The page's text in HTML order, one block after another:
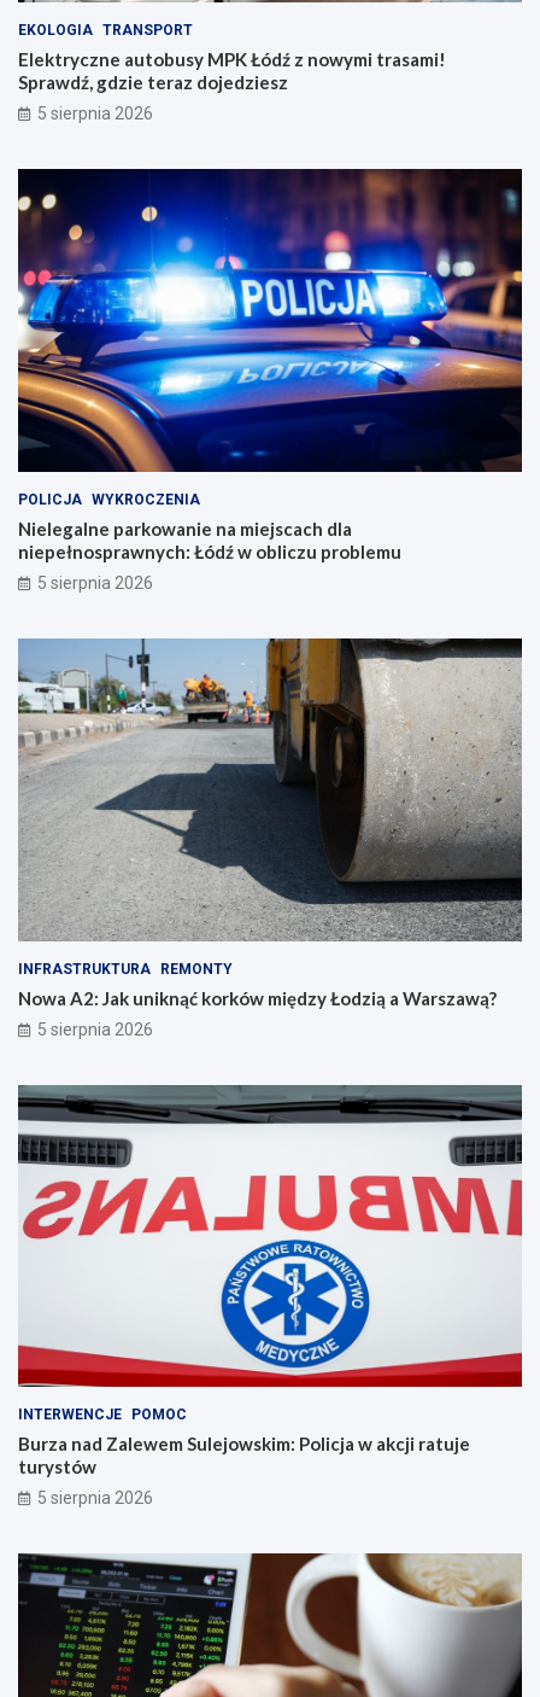
EKOLOGIA TRANSPORT
Elektryczne autobusy MPK Łódź z nowymi trasami!
Sprawdź, gdzie teraz dojedziesz
5 sierpnia 2026
POLICJA WYKROCZENIA
Nielegalne parkowanie na miejscach dla
niepełnosprawnych: Łódź w obliczu problemu
5 sierpnia 2026
INFRASTRUKTURA REMONTY
Nowa A2: Jak uniknąć korków między Łodzią a Warszawą?
5 sierpnia 2026
INTERWENCJE POMOC
Burza nad Zalewem Sulejowskim: Policja w akcji ratuje
turystów
5 sierpnia 2026